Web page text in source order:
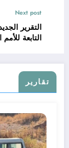
Next post
التقرير
التابعة
تقارير